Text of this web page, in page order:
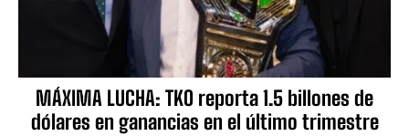
MÁXIMA LUCHA: TKO reporta 1.5 billones de
dólares en ganancias en el último trimestre